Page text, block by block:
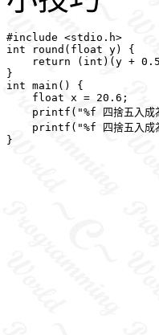
#include <stdio.h>
int round(float y) {
return (int)(y +
}
int main() {
    float x = 20.6;
printf("%f 四捨五入
printf("%f 四捨五入